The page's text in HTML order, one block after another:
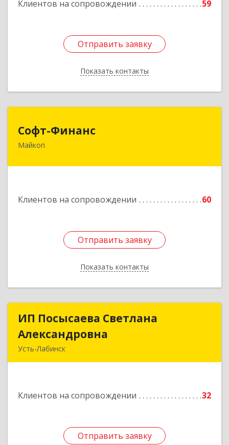
Клиентов на сопровождении 59
Отправить заявку
Показать контакты
Отправить заявку
Назад
Софт-Финанс
Майкоп
Клиентов на сопровождении 60
Отправить заявку
Показать контакты
385006, Адыгея Респ, Майкоп г, Калинина ул,
Отправить заявку
Назад
ИП Посысаева Светлана
Александровна
Усть-Лабинск
Клиентов на сопровождении 32
Отправить заявку
ИП Посысаева Светлана
Подробнее
Отправить заявку